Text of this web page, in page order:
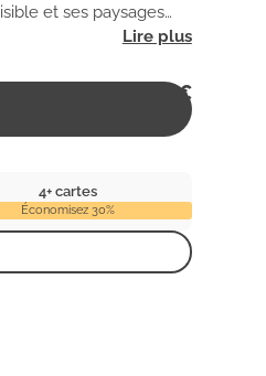
et ses paysages
Des bâtiments
opportunité
en quête de
méconnu.
2,99€
4+ cartes
Économisez 30%